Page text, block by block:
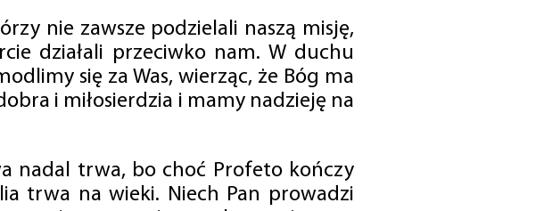
nie zawsze podzielali naszą misję,
działali przeciwko nam. W duchu
się za Was, wierząc, że Bóg ma
i miłosierdzia i mamy nadzieję na
nadal trwa, bo choć Profeto kończy
trwa na wieki. Niech Pan prowadzi